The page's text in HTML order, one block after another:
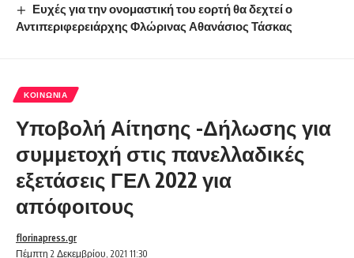
Ευχές για την ονομαστική του εορτή θα δεχτεί ο
Αντιπεριφερειάρχης Φλώρινας Αθανάσιος Τάσκας
ΚΟΙΝΩΝΊΑ
Υποβολή Αίτησης -Δήλωσης για
συμμετοχή στις πανελλαδικές
εξετάσεις ΓΕΛ 2022 για
απόφοιτους
Πέμπτη 2 Δεκεμβρίου, 2021 11:30
florinapress.gr